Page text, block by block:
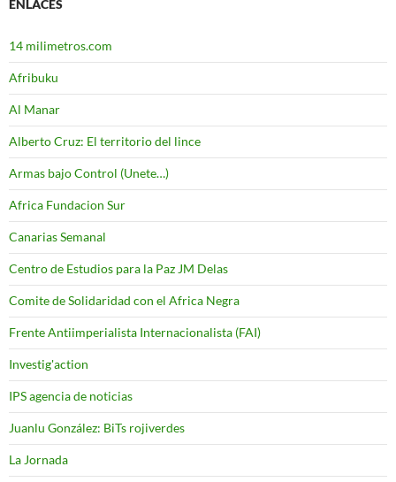
ENLACES
14 milimetros.com
Afribuku
Al Manar
Alberto Cruz: El territorio del lince
Armas bajo Control (Unete…)
Africa Fundacion Sur
Canarias Semanal
Centro de Estudios para la Paz JM Delas
Comite de Solidaridad con el Africa Negra
Frente Antiimperialista Internacionalista (FAI)
Investig'action
IPS agencia de noticias
Juanlu González: BiTs rojiverdes
La Jornada